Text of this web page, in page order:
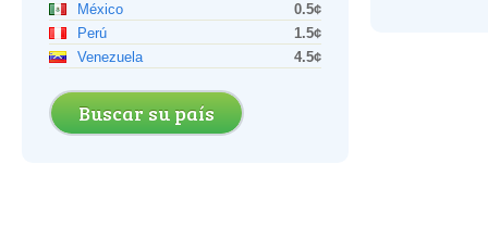
México
0.5¢
Perú
1.5¢
Venezuela
4.5¢
Buscar su país